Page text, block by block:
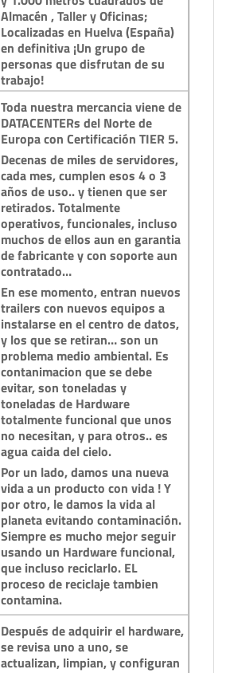
Almacén , Taller y Oficinas;
Localizadas en Huelva (España)
en definitiva ¡Un grupo de
personas que disfrutan de su
trabajo!
Toda nuestra mercancia viene de
DATACENTERs del Norte de
Europa con Certificación TIER 5.
Decenas de miles de servidores,
cada mes, cumplen esos 4 o 3
años de uso.. y tienen que ser
retirados. Totalmente
operativos, funcionales, incluso
muchos de ellos aun en garantia
de fabricante y con soporte aun
contratado…
En ese momento, entran nuevos
trailers con nuevos equipos a
instalarse en el centro de datos,
y los que se retiran… son un
problema medio ambiental. Es
contanimacion que se debe
evitar, son toneladas y
toneladas de Hardware
totalmente funcional que unos
no necesitan, y para otros.. es
agua caida del cielo.
Por un lado, damos una nueva
vida a un producto con vida ! Y
por otro, le damos la vida al
planeta evitando contaminación.
Siempre es mucho mejor seguir
usando un Hardware funcional,
que incluso reciclarlo. EL
proceso de reciclaje tambien
contamina.
Después de adquirir el hardware,
se revisa uno a uno, se
actualizan, limpian, y configuran